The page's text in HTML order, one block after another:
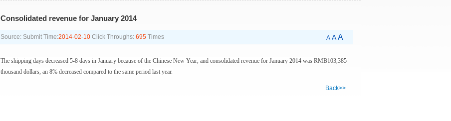
Consolidated revenue for January 2014
Source: Submit Time:2014-02-10Click Throughs: 695Times AAA
The shipping days decreased 5-8 days in January because of the Chinese New Year, and consolidated revenue for January 2014 was RMB103,385
thousand dollars, an 8% decreased compared to the same period last year.
Back>>